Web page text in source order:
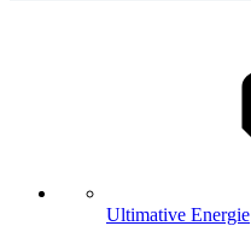
Ultimative Energie